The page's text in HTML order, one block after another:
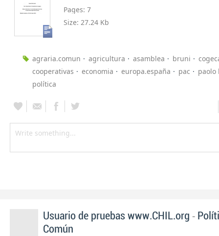
Pages: 7
Size: 27.24 Kb
agraria.comun agricultura asamblea bruni
cooperativas
economia europa.españa pac
paolo
política
Usuario de pruebas www.CHIL.org -
Común